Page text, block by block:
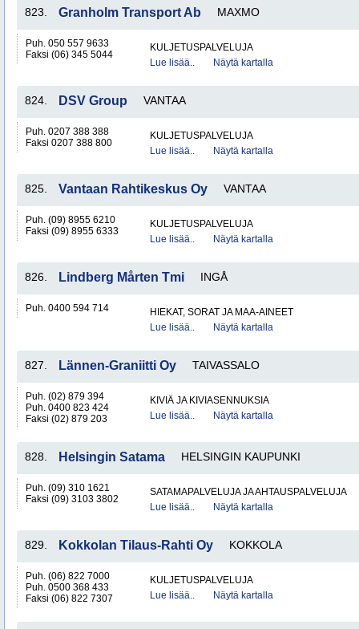
823. Granholm Transport Ab MAXMO
Puh. 050 557 9633
Faksi (06) 345 5044
KULJETUSPALVELUJA
Lue lisää..
Näytä kartalla
824. DSV Group VANTAA
Puh. 0207 388 388
Faksi 0207 388 800
KULJETUSPALVELUJA
Lue lisää..
Näytä kartalla
825. Vantaan Rahtikeskus Oy VANTAA
Puh. (09) 8955 6210
Faksi (09) 8955 6333
KULJETUSPALVELUJA
Lue lisää..
Näytä kartalla
826. Lindberg Mårten Tmi INGÅ
Puh. 0400 594 714
HIEKAT, SORAT JA MAA-AINEET
Lue lisää..
Näytä kartalla
827. Lännen-Graniitti Oy TAIVASSALO
Puh. (02) 879 394
Puh. 0400 823 424
Faksi (02) 879 203
KIVIÄ JA KIVIASENNUKSIA
Lue lisää..
Näytä kartalla
828. Helsingin Satama HELSINGIN KAUPUNKI
Puh. (09) 310 1621
Faksi (09) 3103 3802
SATAMAPALVELUJA JA AHTAUSPALVELUJA
Lue lisää..
Näytä kartalla
829. Kokkolan Tilaus-Rahti Oy KOKKOLA
Puh. (06) 822 7000
Puh. 0500 368 433
Faksi (06) 822 7307
KULJETUSPALVELUJA
Lue lisää..
Näytä kartalla